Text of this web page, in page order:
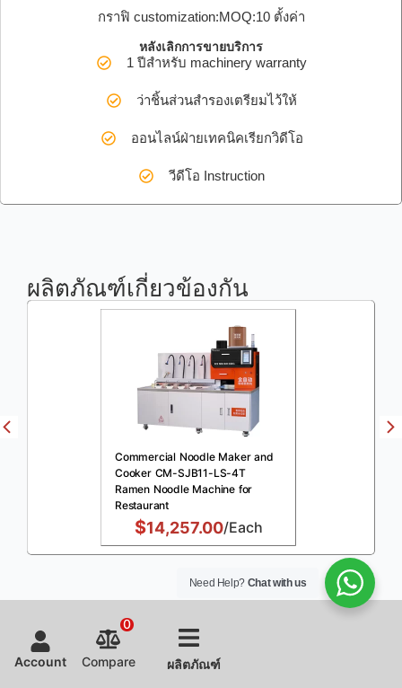
กราฟิ customization:MOQ:10 ตั้งค่า
หลังเลิกการขายบริการ
1 ปีสำหรับ machinery warranty
ว่าชิ้นส่วนสำรองเตรียมไว้ให้
ออนไลน์ฝ่ายเทคนิคเรียกวิดีโอ
วีดีโอ Instruction
ผลิตภัณฑ์เกี่ยวข้องกัน
Commercial Noodle Maker and
Cooker CM-SJB11-LS-4T
Ramen Noodle Machine for
Restaurant
$14,257.00/Each
Account Compare
0
ผลิตภัณฑ์
Need Help? Chat with us